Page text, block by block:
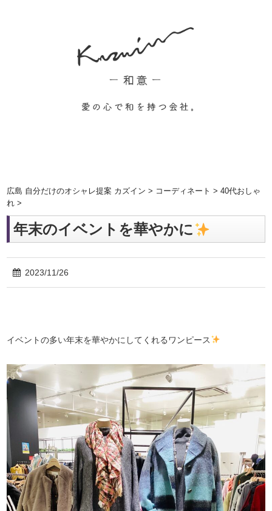
広島 自分だけのオシャレ提案 カズイン > コーディネート >40代おしゃ
れ >
年末のイベントを華やかに
2023/11/26
イベントの多い年末を華やかにしてくれるワンピース